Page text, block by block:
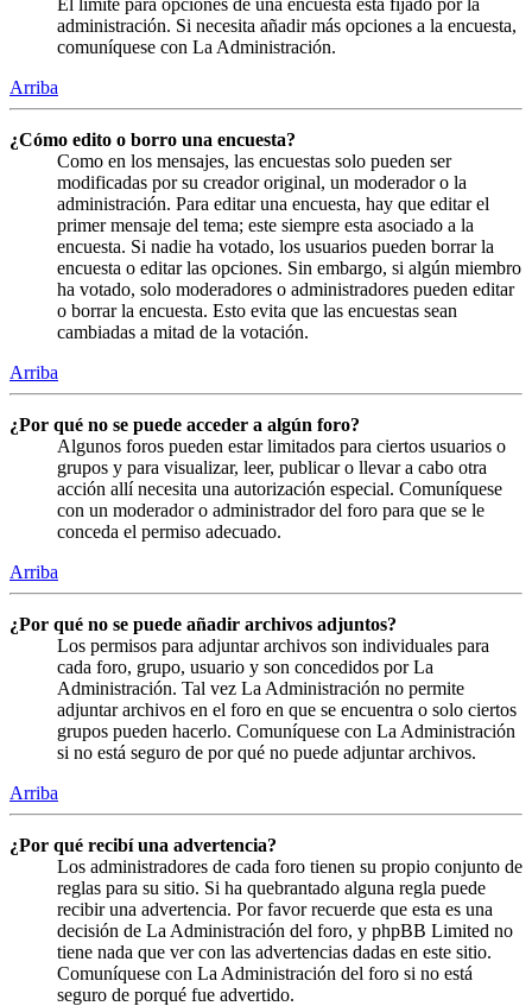
administración. Si necesita añadir más opciones a la encuesta,
comuníquese con La Administración.
Arriba
¿Cómo edito o borro una encuesta?
Como en los mensajes, las encuestas solo pueden ser
modificadas por su creador original, un moderador o la
administración. Para editar una encuesta, hay que editar el
primer mensaje del tema; este siempre esta asociado a la
encuesta. Si nadie ha votado, los usuarios pueden borrar la
encuesta o editar las opciones. Sin embargo, si algún miembro
ha votado, solo moderadores o administradores pueden editar
o borrar la encuesta. Esto evita que las encuestas sean
cambiadas a mitad de la votación.
Arriba
¿Por qué no se puede acceder a algún foro?
Algunos foros pueden estar limitados para ciertos usuarios o
grupos y para visualizar, leer, publicar o llevar a cabo otra
acción allí necesita una autorización especial. Comuníquese
con un moderador o administrador del foro para que se le
conceda el permiso adecuado.
Arriba
¿Por qué no se puede añadir archivos adjuntos?
Los permisos para adjuntar archivos son individuales para
cada foro, grupo, usuario y son concedidos por La
Administración. Tal vez La Administración no permite
adjuntar archivos en el foro en que se encuentra o solo ciertos
grupos pueden hacerlo. Comuníquese con La Administración
si no está seguro de por qué no puede adjuntar archivos.
Arriba
¿Por qué recibí una advertencia?
Los administradores de cada foro tienen su propio conjunto de
reglas para su sitio. Si ha quebrantado alguna regla puede
recibir una advertencia. Por favor recuerde que esta es una
decisión de La Administración del foro, y phpBB Limited no
tiene nada que ver con las advertencias dadas en este sitio.
Comuníquese con La Administración del foro si no está
seguro de porqué fue advertido.